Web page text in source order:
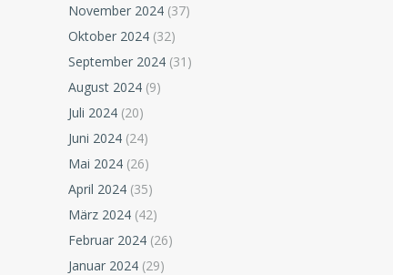
November 2024 (37)
Oktober 2024 (32)
September 2024 (31)
August 2024 (9)
Juli 2024 (20)
Juni 2024 (24)
Mai 2024 (26)
April 2024 (35)
März 2024 (42)
Februar 2024 (26)
Januar 2024 (29)